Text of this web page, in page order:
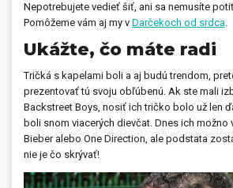
Nepotrebujete vedieť šiť, ani sa nemusíte
Pomôžeme vám aj my v Darčekoch od srdca.
Ukážte, čo máte radi
Tričká s kapelami boli a aj budú trendom,
prezentovať tú svoju obľúbenú. Ak ste mali
Backstreet Boys, nosiť ich tričko bolo už len
boli snom viacerých dievčat. Dnes ich možno
Bieber alebo One Direction, ale podstata
nie je čo skrývať!